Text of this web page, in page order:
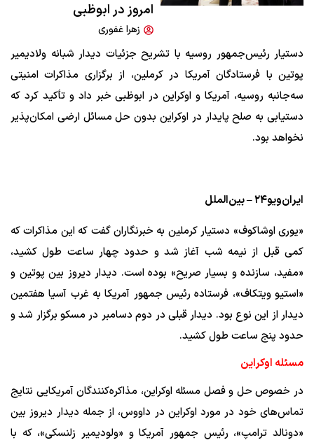
امروز در ابوظبی
زهرا غفوری
دستیار رئیس‌جمهور روسیه با تشریح جزئیات دیدار شبانه ولادیمیر
پوتین با فرستادگان آمریکا در کرملین، از برگزاری مذاکرات امنیتی
سه‌جانبه روسیه، آمریکا و اوکراین در ابوظبی خبر داد و تأکید کرد که
دستیابی به صلح پایدار در اوکراین بدون حل مسائل ارضی امکان‌پذیر
نخواهد بود.
ایران‌ویو۲۴ – بین‌الملل
«یوری اوشاکوف» دستیار کرملین به خبرنگاران گفت که این مذاکرات که
کمی قبل از نیمه شب آغاز شد و حدود چهار ساعت طول کشید،
«مفید، سازنده و بسیار صریح» بوده است. دیدار دیروز بین پوتین و
«استیو ویتکاف»، فرستاده رئیس جمهور آمریکا به غرب آسیا هفتمین
دیدار از این نوع بود. دیدار قبلی در دوم دسامبر در مسکو برگزار شد و
حدود پنج ساعت طول کشید.
مسئله اوکراین
در خصوص حل و فصل مسئله اوکراین، مذاکره‌کنندگان آمریکایی نتایج
تماس‌های خود در مورد اوکراین در داووس، از جمله دیدار دیروز بین
«دونالد ترامپ»، رئیس جمهور آمریکا و «ولودیمیر زلنسکی»، که با